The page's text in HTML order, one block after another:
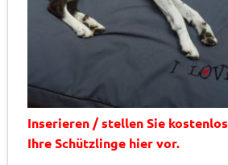
Inserieren / stellen Sie kostenlos
Ihre Schützlinge hier vor.